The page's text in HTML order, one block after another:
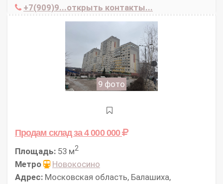
+7(909)9...открыть контакты...
9 фото
Продам складза 4 000 000
Площадь: 53 м2
Метро
Новокосино
Адрес: Московская область, Балашиха,